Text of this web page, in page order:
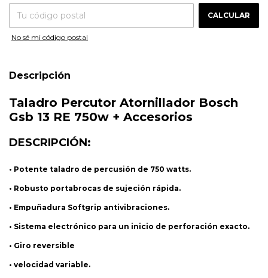
CALCULAR
No sé mi código postal
Descripción
Taladro Percutor Atornillador Bosch
Gsb 13 RE 750w + Accesorios
DESCRIPCIÓN:
• Potente taladro de percusión de 750 watts.
• Robusto portabrocas de sujeción rápida.
• Empuñadura Softgrip antivibraciones.
• Sistema electrónico para un inicio de perforación exacto.
• Giro reversible
• velocidad variable.